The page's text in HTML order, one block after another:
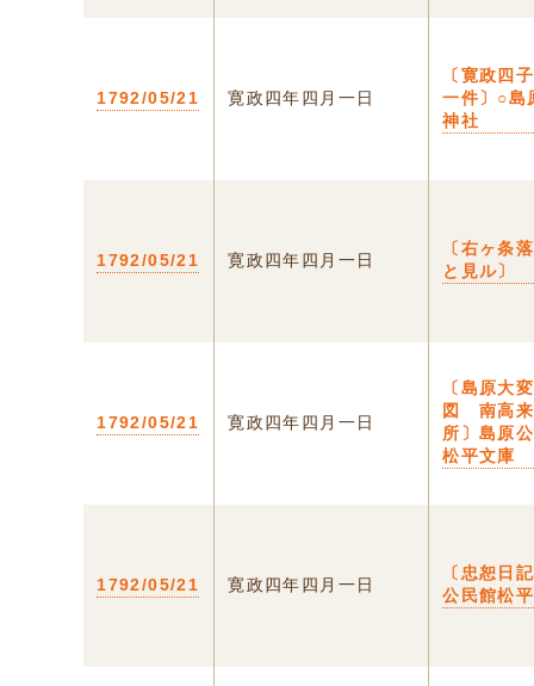
1792/05/21 寛政四年四月一日
〔寛政四
一件〕○島
神社
1792/05/21 寛政四年四月一日
〔右ヶ条
と見ル〕
1792/05/21 寛政四年四月一日
〔島原大
図 南高
所〕島原
松平文庫
1792/05/21 寛政四年四月一日
〔忠恕日
公民館松